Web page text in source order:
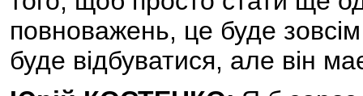
повноважень, це буде
буде відбуватися, але він